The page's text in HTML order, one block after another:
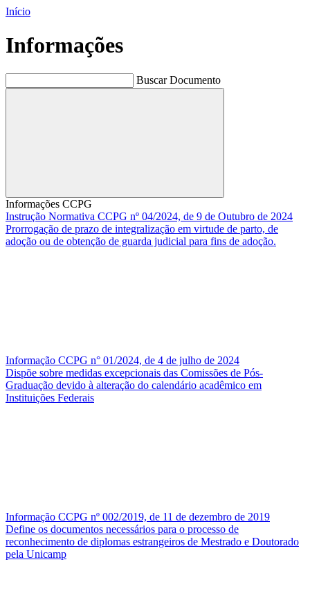
Início
Informações
Buscar Documento
Buscar
Informações CCPG
Instrução Normativa CCPG nº 04/2024, de 9 de Outubro de 2024
Prorrogação de prazo de integralização em virtude de parto, de
adoção ou de obtenção de guarda judicial para fins de adoção.
Informação CCPG n° 01/2024, de 4 de julho de 2024
Dispõe sobre medidas excepcionais das Comissões de Pós-
Graduação devido à alteração do calendário acadêmico em
Instituições Federais
Informação CCPG nº 002/2019, de 11 de dezembro de 2019
Define os documentos necessários para o processo de
reconhecimento de diplomas estrangeiros de Mestrado e Doutorado
pela Unicamp